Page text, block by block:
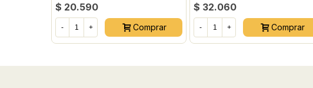
$ 20.590
- + Comprar
$ 32.060
- + Comprar